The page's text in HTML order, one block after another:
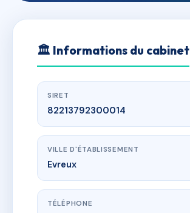
🏛 Informations du cabinet
SIRET
82213792300014
VILLE D'ÉTABLISSEMENT
Evreux
TÉLÉPHONE